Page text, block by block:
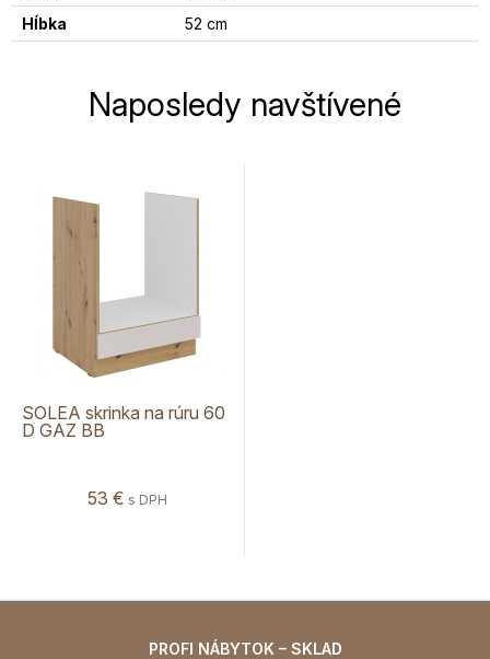
Hĺbka
52 cm
Naposledy navštívené
SOLEA skrinka na rúru 60
D GAZ BB
53 € s DPH
PROFI NÁBYTOK – SKLAD